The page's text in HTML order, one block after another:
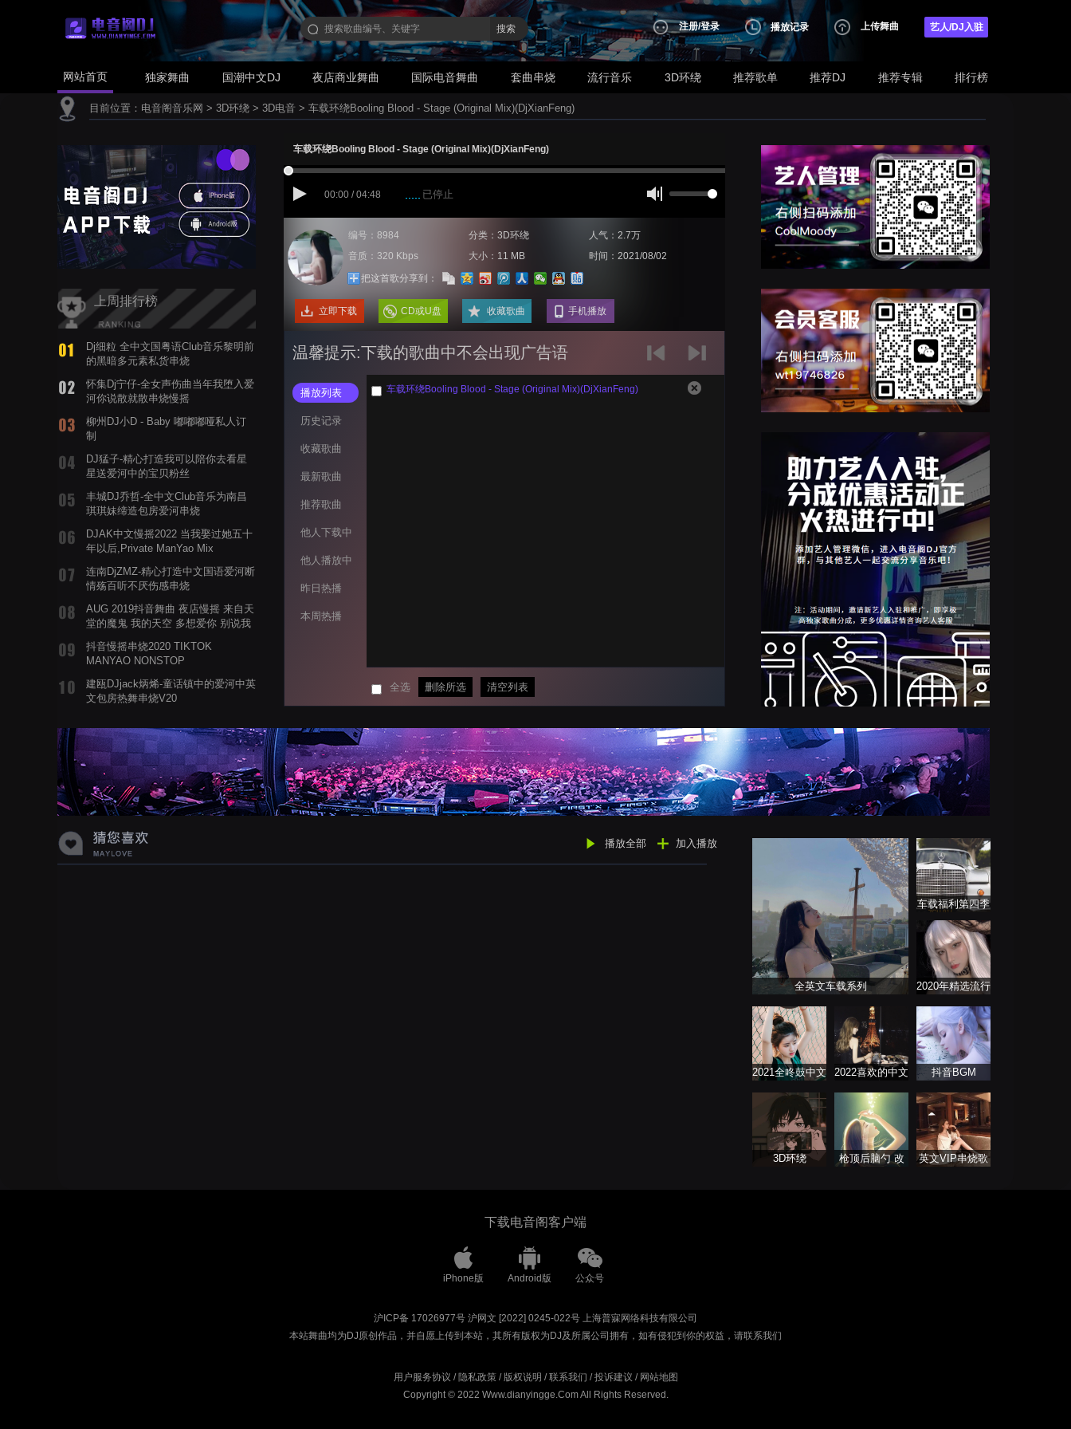
搜索 注册/登录 播放记录 上传舞曲 艺人/DJ入驻
网站首页 独家舞曲 国潮中文DJ 夜店商业舞曲 国际电音舞曲 套曲串烧 流行音乐 3D环绕 推荐歌单 推荐DJ 推荐专辑 排行榜
目前位置： 电音阁音乐网 > 3D环绕 > 3D电音 > 车载环绕Booling Blood - Stage (Original Mix)(DjXianFeng)
上周排行榜
Dj细粒 全中文国粤语Club音乐黎明前
的黑暗多元素私货串烧
怀集Dj宁仔-全女声伤曲当年我堕入爱
河你说散就散串烧慢摇
柳州DJ小D - Baby 嘟嘟嘟哑私人订
制
DJ猛子-精心打造我可以陪你去看星
星送爱河中的宝贝粉丝
丰城DJ乔哲-全中文Club音乐为南昌
琪琪妹缔造包房爱河串烧
DJAK中文慢摇2022 当我娶过她五十
年以后,Private ManYao Mix
连南DjZMZ-精心打造中文国语爱河断
情殇百听不厌伤感串烧
AUG 2019抖音舞曲 夜店慢摇 来自天
堂的魔鬼 我的天空 多想爱你 别说我
抖音慢摇串烧2020 TIKTOK
MANYAO NONSTOP
蝉爸爸妈妈爱存在夏天的风是想你的
声音啊
建瓯DJjack炳烯-童话镇中的爱河中英
文包房热舞串烧V20
车载环绕Booling Blood - Stage (Original Mix)(DjXianFeng)
00:00 / 04:48 已停止
编号：8984 分类：3D环绕
人气：2.7万
音质：320 Kbps
大小：11 MB
时间：2021/08/02
把这首歌分享到：
立即下载 CD或U盘 收藏歌曲 手机播放
温馨提示:下载的歌曲中不会出现广告语
播放列表
历史记录
收藏歌曲
最新歌曲
推荐歌曲
他人下载中
他人播放中
昨日热播
本周热播
车载环绕Booling Blood - Stage (Original Mix)(DjXianFeng)
全选 删除所选 清空列表
播放全部 加入播放
全英文车载系列
车载福利第四季
2020年精选流行
2021全咚鼓中文
2022喜欢的中文
抖音BGM
3D环绕
枪顶后脑勺 改
英文VIP串烧歌
下载电音阁客户端
iPhone版 Android版 公众号
沪ICP备 17026977号 沪网文 [2022] 0245-022号 上海普寐网络科技有限公司
本站舞曲均为DJ原创作品，并自愿上传到本站，其所有版权为DJ及所属公司拥有，如有侵犯到你的权益，请联系我们
用户服务协议 / 隐私政策/ 版权说明 /联系我们 /投诉建议 / 网站地图
Copyright © 2022 Www.dianyingge.Com All Rights Reserved.